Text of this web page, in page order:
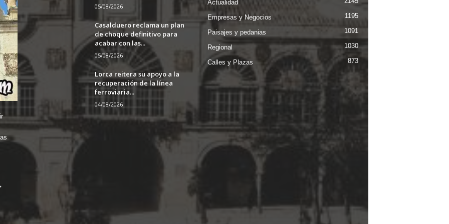
05/08/2026
Casalduero reclama un plan
de choque definitivo para
acabar con las...
05/08/2026
Lorca reitera su apoyo a la
recuperación de la línea
ferroviaria...
04/08/2026
Actualidad
Empresas y Negocios 1195
Paisajes y pedanias 1091
Regional 1030
Calles y Plazas 873